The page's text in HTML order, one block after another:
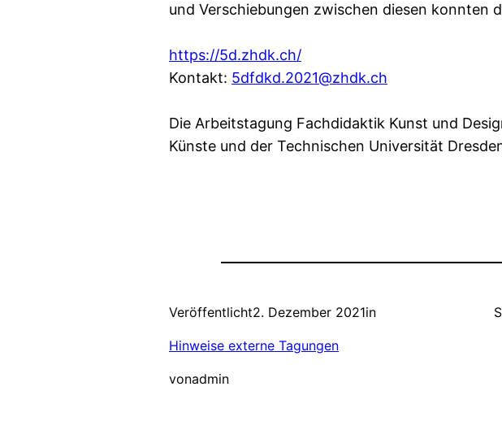
und Verschiebungen zwischen diesen konnten
https://5d.zhdk.ch/
Kontakt: 5dfdkd.2021@zhdk.ch
Die Arbeitstagung Fachdidaktik Kunst und
Künste und der Technischen Universität
Veröffentlicht2. Dezember 2021in
Hinweise externe Tagungen
vonadmin